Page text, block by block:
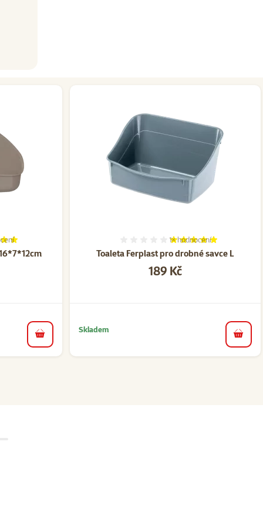
98%, počet hodnocení: 11
do košíku
Toaleta Ferplast pro drobné savce L
Hodnocení 100%, počet
1×hodnocení
Cena
189 Kč
Skladem
do